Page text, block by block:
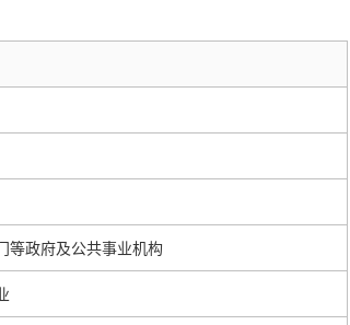
等政府及公共事业机构